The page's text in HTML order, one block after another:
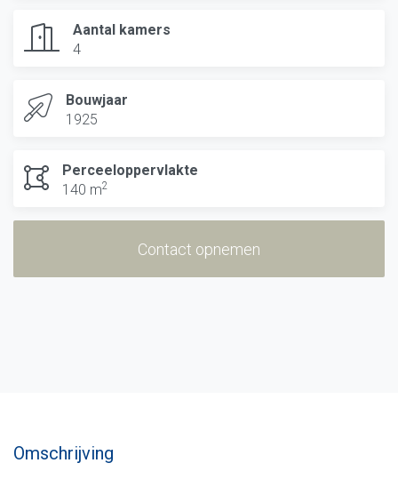
Aantal kamers
4
Bouwjaar
1925
Perceeloppervlakte
140 m2
Contact opnemen
Omschrijving